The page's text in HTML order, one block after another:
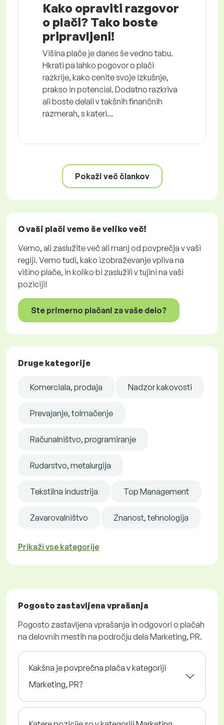
Kako opraviti razgovor
o plači? Tako boste
pripravljeni!
Višina plače je danes še vedno tabu.
Hkrati pa lahko pogovor o plači
razkrije, kako cenite svoje izkušnje,
prakso in potencial. Dodatno razkriva
ali boste delali v takšnih finančnih
razmerah, s kateri...
Pokaži več člankov
O vaši plači vemo še veliko več!
Vemo, ali zaslužite več ali manj od povprečja v vaši
regiji. Vemo tudi, kako izobraževanje vpliva na
višino plače, in koliko bi zaslužili v tujini na vaši
poziciji!
Ste primerno plačani za vaše delo?
Druge kategorije
Komerciala, prodaja Nadzor kakovosti
Prevajanje, tolmačenje
Računalništvo, programiranje
Rudarstvo, metalurgija
Tekstilna industrija Top Management
Zavarovalništvo Znanost, tehnologija
Prikaži vse kategorije
Pogosto zastavljena vprašanja
Pogosto zastavljena vprašanja in odgovori o plačah
na delovnih mestih na področju dela Marketing, PR.
Kakšna je povprečna plača v kategoriji
Marketing, PR?